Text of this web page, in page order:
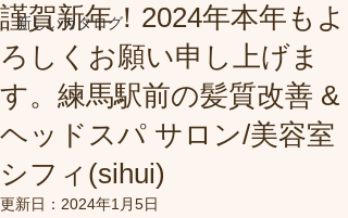
新しいカタログ
謹賀新年！2024年本年もよ
ろしくお願い申し上げま
す。練馬駅前の髪質改善 &
ヘッドスパ サロン/美容室
シフィ(sihui)
更新日： 2024年1月5日